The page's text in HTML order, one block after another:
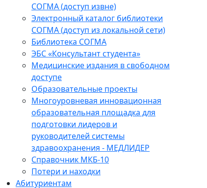
СОГМА (доступ извне)
Электронный каталог библиотеки
СОГМА (доступ из локальной сети)
Библиотека СОГМА
ЭБС «Консультант студента»
Медицинские издания в свободном
доступе
Образовательные проекты
Многоуровневая инновационная
образовательная площадка для
подготовки лидеров и
руководителей системы
здравоохранения - МЕДЛИДЕР
Справочник МКБ-10
Потери и находки
Абитуриентам